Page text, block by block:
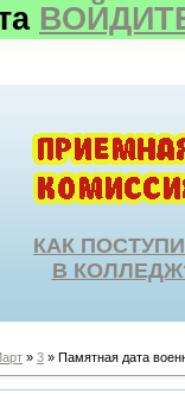
КАК
В
» 3 » Памятная дата